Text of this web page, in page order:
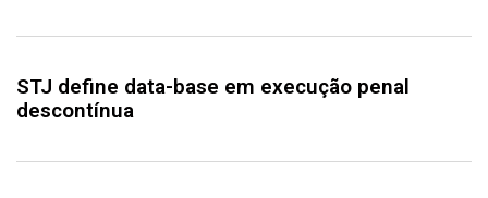
STJ define data-base em execução penal
descontínua